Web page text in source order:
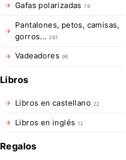
Gafas polarizadas79
Pantalones, petos, camisas,
gorros...261
Vadeadores 96
Libros
Libros en castellano 22
Libros en inglés 12
Regalos